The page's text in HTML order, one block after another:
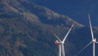
Leben in Hasel
Freizeit &